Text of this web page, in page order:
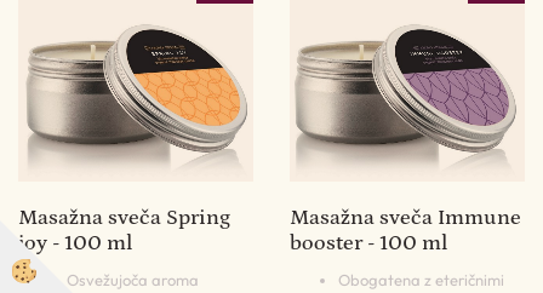
Masažna sveča Spring
joy - 100 ml
Osvežujoča aroma
Masažna sveča Immune
booster - 100 ml
Obogatena z eteričnimi